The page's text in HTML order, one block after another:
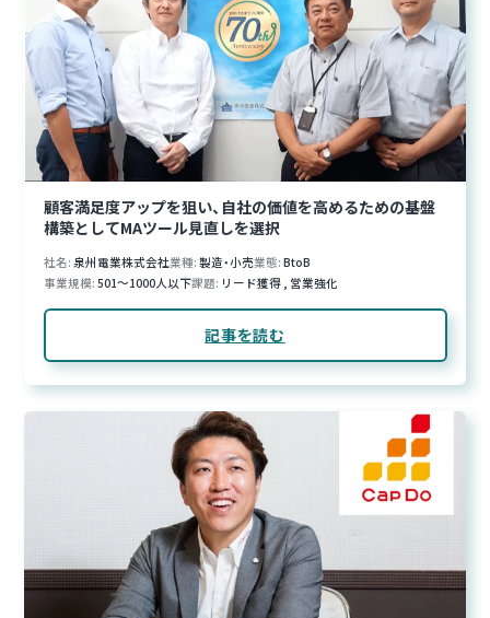
顧客満足度アップを狙い、自社の価値を高めるための基盤
構築としてMAツール見直しを選択
社名 泉州電業株式会社業種 製造・小売業態 BtoB
事業規模 501～1000人以下課題 リード獲得, 営業強化
記事を読む